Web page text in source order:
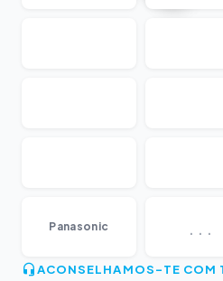
Panasonic
ACONSELHAMOS-TE COM